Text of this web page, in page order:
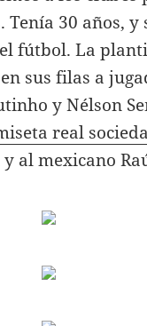
30 años, y
fútbol. La
sus filas a
y Nélson
real
al mexicano